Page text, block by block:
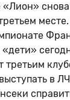
«дети»
третьим
в